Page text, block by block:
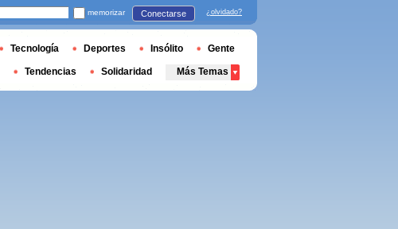
memorizar Conectarse ¿olvidado?
Tecnología Deportes Insólito Gente
Tendencias Solidaridad Más Temas